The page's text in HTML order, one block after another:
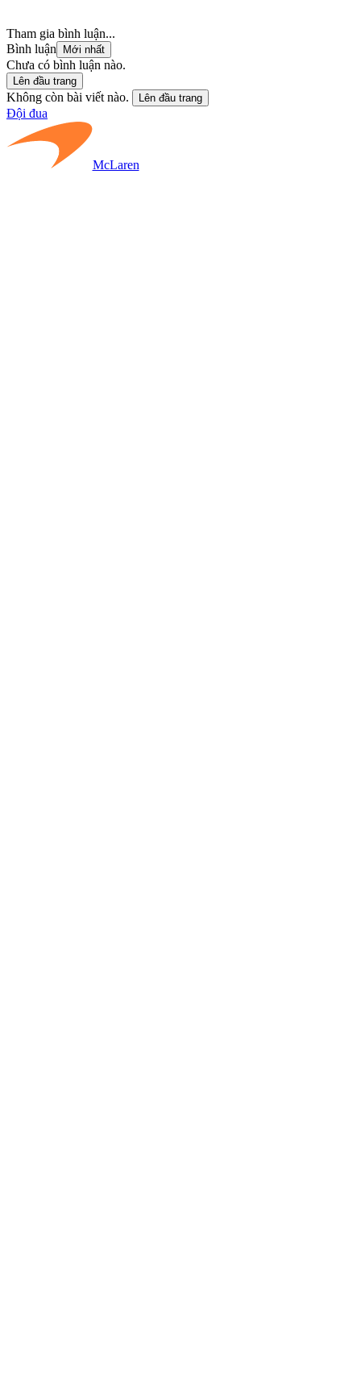
Tham gia bình luận...
Bình luận
Mới nhất
Chưa có bình luận nào.
Lên đầu trang
Không còn bài viết nào. Lên đầu trang
Đội đua
McLaren